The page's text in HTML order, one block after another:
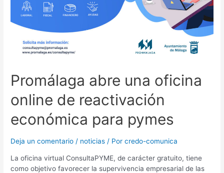
Promálaga abre una oficina
online de reactivación
económica para pymes
Deja un comentario / noticias / Porcredo-comunica
La oficina virtual ConsultaPYME, de carácter gratuito, tiene
como objetivo favorecer la supervivencia empresarial de las